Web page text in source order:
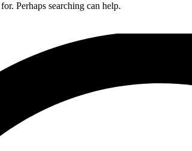
Perhaps searching can help.